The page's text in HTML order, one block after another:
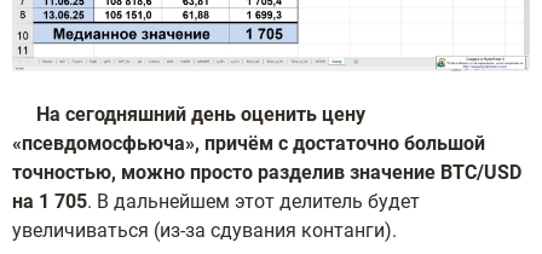
На сегодняшний день оценить цену
«псевдомосфьюча», причём с достаточно большой
точностью, можно просто разделив значение BTC/USD
на 1 705. В дальнейшем этот делитель будет
увеличиваться (из-за сдувания контанги).